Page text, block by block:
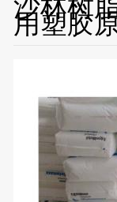
用塑胶